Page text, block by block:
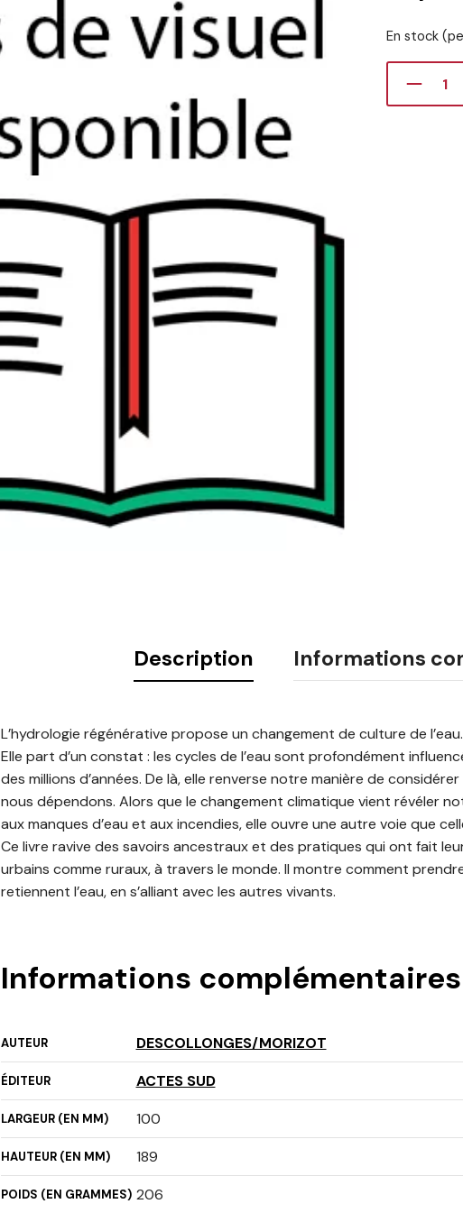
En stock
Description Informations
L’hydrologie régénérative propose un changement de culture de l’eau.
Elle part d’un constat : les cycles de l’eau sont profondément
des millions d’années. De là, elle renverse notre manière de
nous dépendons. Alors que le changement climatique vient révéler
aux manques d’eau et aux incendies, elle ouvre une autre voie que
Ce livre ravive des savoirs ancestraux et des pratiques qui ont fait
urbains comme ruraux, à travers le monde. Il montre comment
retiennent l’eau, en s’alliant avec les autres vivants.
Informations complémentaires
AUTEUR DESCOLLONGES/MORIZOT
ÉDITEUR ACTES SUD
LARGEUR (EN MM) 100
HAUTEUR (EN MM) 189
POIDS (EN GRAMMES) 206